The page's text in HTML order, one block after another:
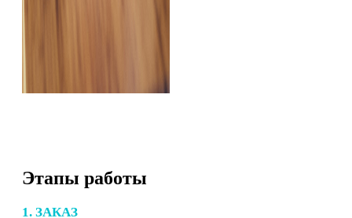
Этапы работы
1. ЗАКАЗ